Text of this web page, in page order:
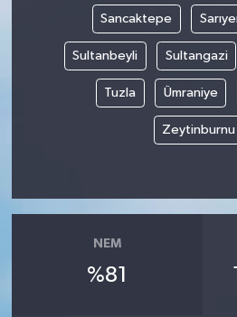
Sancaktepe
Sultanbeyli Sultangazi
Tuzla Ümraniye
Zeytinburnu
NEM
%81